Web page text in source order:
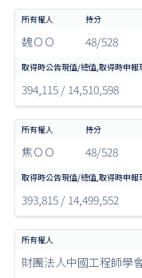
魏ＯＯ 48/528
394,115 / 14,510,598
焦ＯＯ 48/528
393,815 / 14,499,552
財團法人中國工程師學